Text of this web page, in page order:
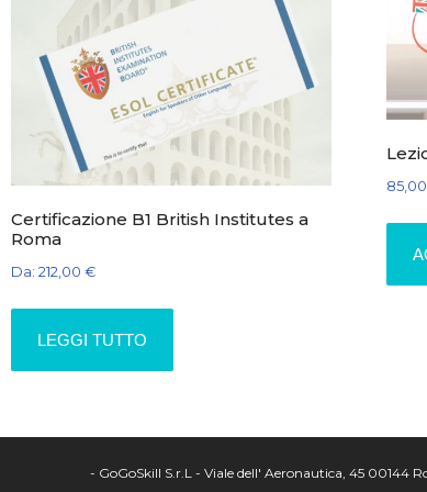
Certificazione B1 British Institutes a
Roma
Da: 212,00 €
LEGGI TUTTO
- GoGoSkill S.r.L - Viale dell' Aeronautica, 45 00144